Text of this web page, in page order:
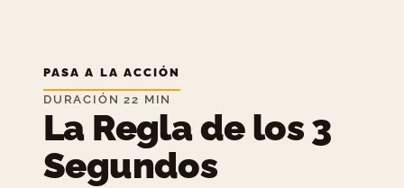
PASA A LA ACCIÓN
DURACIÓN 22 MIN
La Regla de los 3
Segundos